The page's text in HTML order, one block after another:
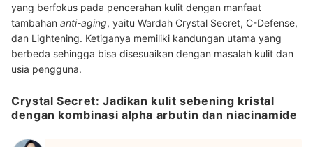
yang berfokus pada pencerahan kulit dengan manfaat
tambahan anti-aging, yaitu Wardah Crystal Secret, C-Defense,
dan Lightening. Ketiganya memiliki kandungan utama yang
berbeda sehingga bisa disesuaikan dengan masalah kulit dan
usia pengguna.
Crystal Secret: Jadikan kulit sebening kristal
dengan kombinasi alpha arbutin dan niacinamide